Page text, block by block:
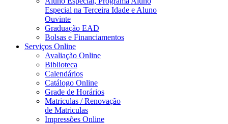
Especial na Terceira Idade e Aluno
Ouvinte
Graduação EAD
Bolsas e Financiamentos
Serviços Online
Avaliação Online
Biblioteca
Calendários
Catálogo Online
Grade de Horários
Matriculas / Renovação
de Matriculas
Impressões Online